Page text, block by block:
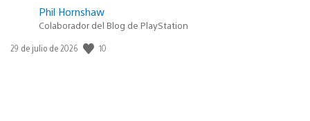
Phil Hornshaw
Colaborador del Blog de PlayStation
Fecha
29 de julio de 2026 10